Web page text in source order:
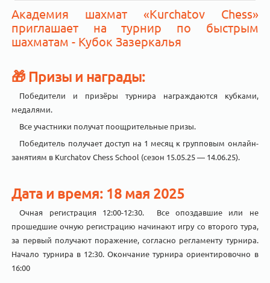
Академия шахмат «Kurchatov Chess»
приглашает на турнир по быстрым
шахматам - Кубок Зазеркалья
🎁 Призы и награды:
Победители и призёры турнира награждаются кубками,
медалями.
Все участники получат поощрительные призы.
Победитель получает доступ на 1 месяц к групповым онлайн-
занятиям в Kurchatov Chess School (сезон 15.05.25 — 14.06.25).
Дата и время: 18 мая 2025
Очная регистрация 12:00-12:30. Все опоздавшие или не
прошедшие очную регистрацию начинают игру со второго тура,
за первый получают поражение, согласно регламенту турнира.
Начало турнира в 12:30. Окончание турнира ориентировочно в
16:00